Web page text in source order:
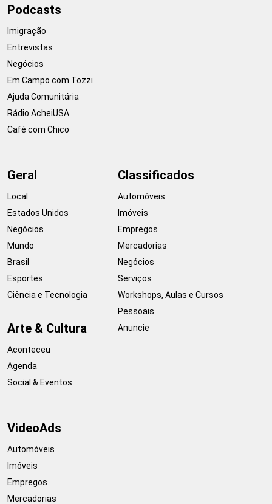
Podcasts
Imigração
Entrevistas
Negócios
Em Campo com Tozzi
Ajuda Comunitária
Rádio AcheiUSA
Café com Chico
Geral
Local
Estados Unidos
Negócios
Mundo
Brasil
Esportes
Ciência e Tecnologia
Arte & Cultura
Aconteceu
Agenda
Social & Eventos
Classificados
Automóveis
Imóveis
Empregos
Mercadorias
Negócios
Serviços
Workshops, Aulas e Cursos
Pessoais
Anuncie
VideoAds
Automóveis
Imóveis
Empregos
Mercadorias